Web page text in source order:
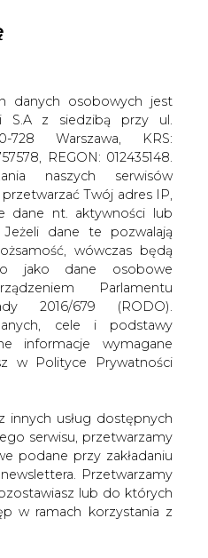
A A
ZALOGUJ SIĘ
danych osobowych jest
S.A z siedzibą przy ul.
Warszawa, KRS:
REGON: 012435148.
naszych serwisów
Twój adres IP,
dane nt. aktywności lub
dane te pozwalają
wówczas będą
jako dane osobowe
Parlamentu
2016/679 (RODO).
cele i podstawy
informacje wymagane
w Polityce Prywatności
innych usług dostępnych
serwisu, przetwarzamy
podane przy zakładaniu
Przetwarzamy
lub do których
w ramach korzystania z
CIRE